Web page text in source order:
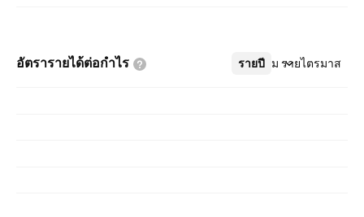
อัตรารายได้ต่อกำไร รายปี รายไตรมาส
เพิ่มเติม